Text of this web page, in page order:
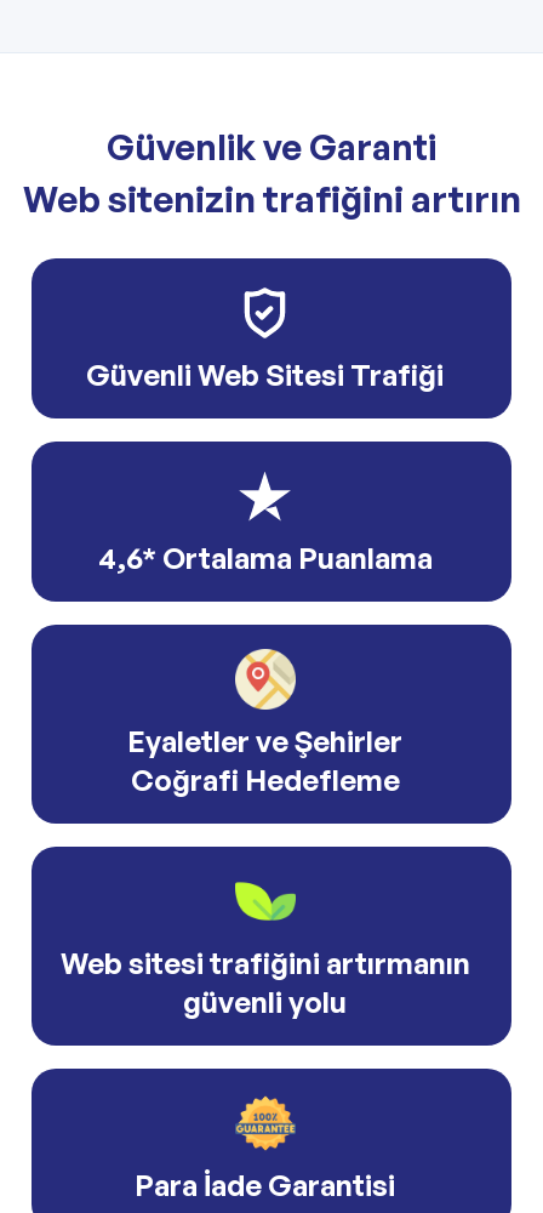
Güvenlik ve Garanti
Web sitenizin trafiğini artırın
Güvenli Web Sitesi Trafiği
4,6* Ortalama Puanlama
Eyaletler ve Şehirler
Coğrafi Hedefleme
Web sitesi trafiğini artırmanın
güvenli yolu
Para İade Garantisi